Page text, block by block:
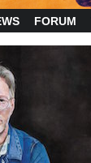
FORUM